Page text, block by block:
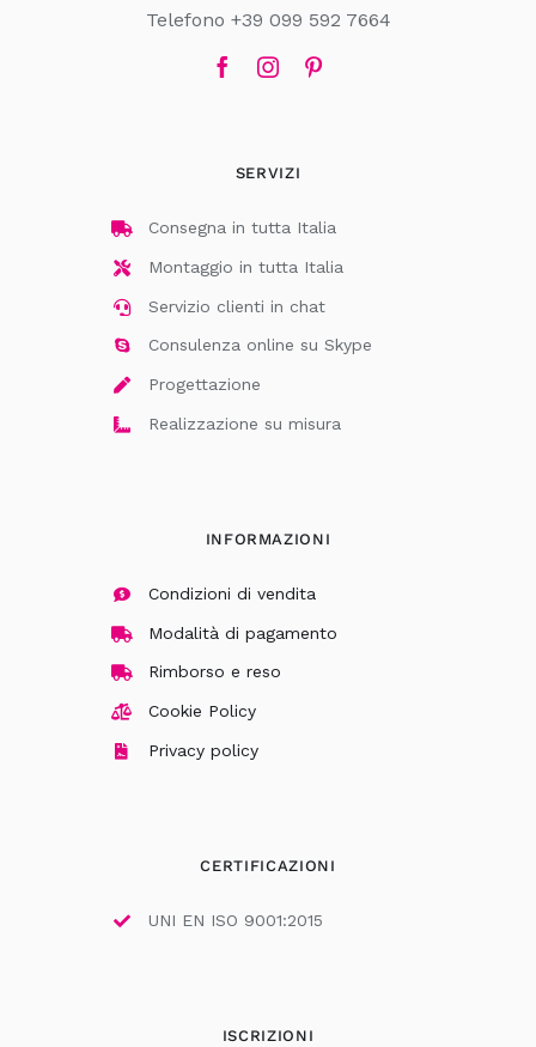
Telefono +39 099 592 7664
SERVIZI
Consegna in tutta Italia
Montaggio in tutta Italia
Servizio clienti in chat
Consulenza online su Skype
Progettazione
Realizzazione su misura
INFORMAZIONI
Condizioni di vendita
Modalità di pagamento
Rimborso e reso
Cookie Policy
Privacy policy
CERTIFICAZIONI
UNI EN ISO 9001:2015
ISCRIZIONI